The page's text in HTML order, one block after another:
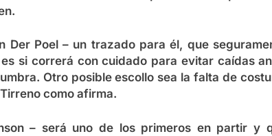
Der Poel– un trazado para él, que
si correrá con cuidado para evitar caídas
Otro posible escollo sea la falta de
como afirma.
– será uno de los primeros en partir y